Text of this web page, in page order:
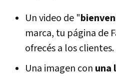
Un video de "
marca, tu página de
ofrecés a los clientes.
Una imagen con una